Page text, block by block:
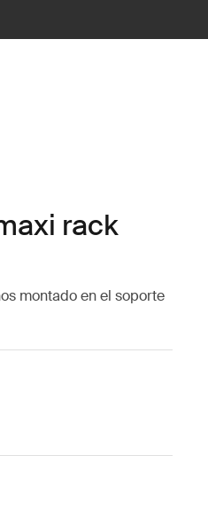
rack
montado en el soporte
(selected)
suavenutria
Majolica Blue